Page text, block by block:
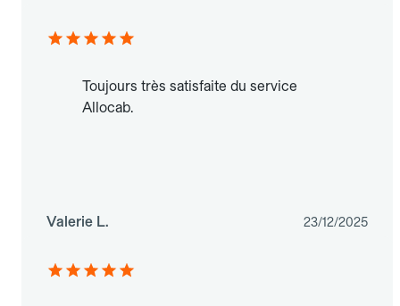
Toujours très satisfaite du service
Allocab.
Valerie L. 23/12/2025